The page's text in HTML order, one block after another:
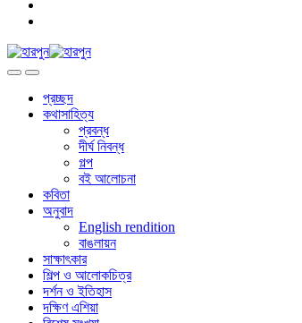
প্রচ্ছদ
কথাসাহিত্য
প্রবন্ধ
দীর্ঘ নিবন্ধ
গল্প
বই আলোচনা
কবিতা
অনুবাদ
English rendition
বাঙলায়ন
সাক্ষাৎকার
শিল্প ও আলোকচিত্র
দর্শন ও ইতিহাস
দক্ষিণ এশিয়া